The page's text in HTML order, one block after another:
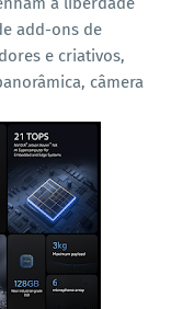
add-ons de
e criativos,
câmera